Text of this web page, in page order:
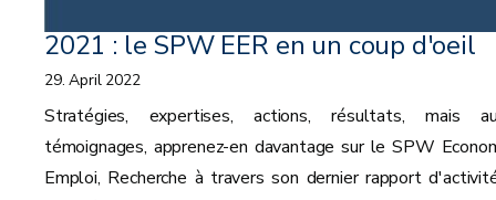
2021 : le SPW EER en un coup d'oeil
29. April 2022
Stratégies, expertises, actions, résultats, mais
témoignages, apprenez-en davantage sur le SPW
Emploi, Recherche à travers son dernier rapport